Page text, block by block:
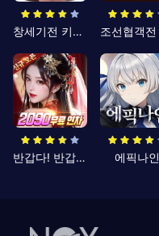
창세기전 키우기
반갑다! 반갑삼국지 에픽나인